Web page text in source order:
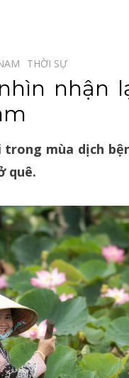
THỜI SỰ⠀
nhận
mùa dịch
quê.